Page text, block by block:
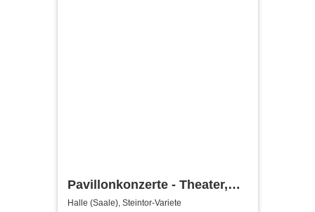
Pavillonkonzerte - Theater,
Oper und Orchester Halle
Halle (Saale), Steintor-Variete